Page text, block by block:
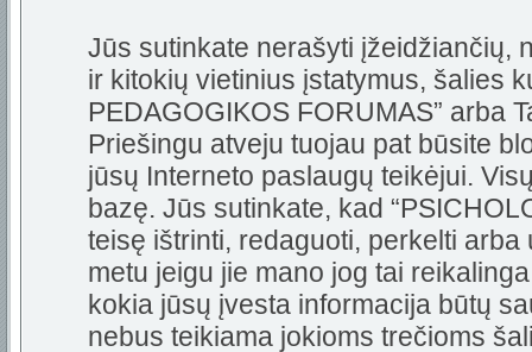
Jūs sutinkate nerašyti įžeidžiančių,
ir kitokių vietinius įstatymus, šalies
PEDAGOGIKOS FORUMAS” arba
Priešingu atveju tuojau pat būsite
jūsų Interneto paslaugų teikėjui.
bazę. Jūs sutinkate, kad
teisę ištrinti, redaguoti, perkelti
metu jeigu jie mano jog tai
kokia jūsų įvesta informacija būtų
nebus teikiama jokioms trečioms